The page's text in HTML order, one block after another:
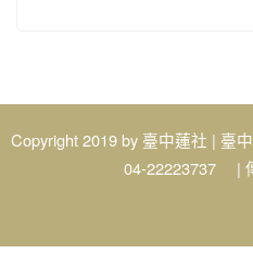
Copyright 2019 by 臺中蓮社 | 臺
04-22223737 |